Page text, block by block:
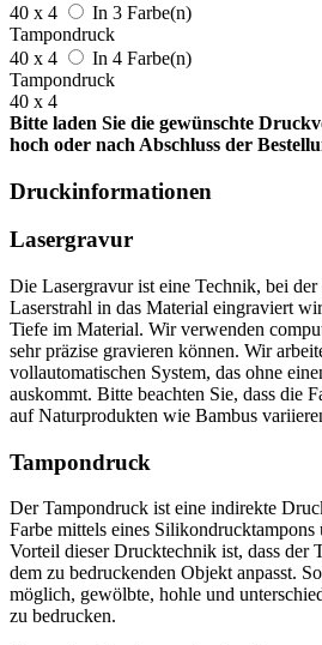
40 x 4
In 3 Farbe(n)
Tampondruck
40 x 4
In 4 Farbe(n)
Tampondruck
40 x 4
Bitte laden Sie die gewünschte
hoch oder nach Abschluss der
Druckinformationen
Lasergravur
Die Lasergravur ist eine Technik, bei
Laserstrahl in das Material eingraviert
Tiefe im Material. Wir verwenden
sehr präzise gravieren können. Wir
vollautomatischen System, das ohne
auskommt. Bitte beachten Sie, dass die
auf Naturprodukten wie Bambus
Tampondruck
Der Tampondruck ist eine indirekte
Farbe mittels eines
Vorteil dieser Drucktechnik ist, dass der
dem zu bedruckenden Objekt anpasst.
möglich, gewölbte, hohle und
zu bedrucken.